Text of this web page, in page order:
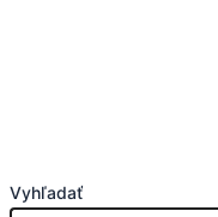
Vyhľadať